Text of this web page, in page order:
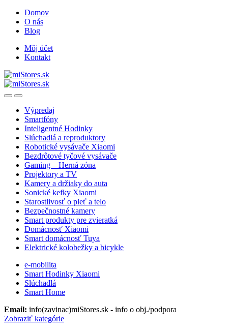
Skip
navigation
Skip
content
Domov
O nás
Blog
Môj účet
Kontakt
OpenClose
Výpredaj
Smartfóny
Inteligentné Hodinky
Slúchadlá a reproduktory
Robotické vysávače Xiaomi
Bezdrôtové tyčové vysávače
Gaming – Herná zóna
Projektory a TV
Kamery a držiaky do auta
Sonické kefky Xiaomi
Starostlivosť o pleť a telo
Bezpečnostné kamery
Smart produkty pre zvieratká
Domácnosť Xiaomi
Smart domácnosť Tuya
Elektrické kolobežky a bicykle
e-mobilita
Smart Hodinky Xiaomi
Slúchadlá
Smart Home
Email: info(zavinac)miStores.sk - info o obj./podpora
Zobraziť kategórie